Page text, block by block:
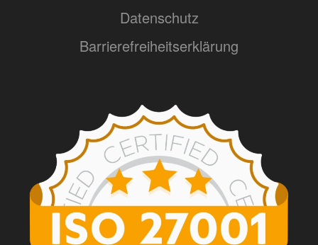
Datenschutz
Barrierefreiheitserklärung